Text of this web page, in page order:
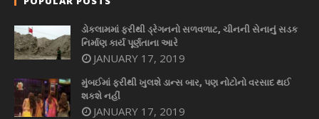
ડોકલામમાં ફરીથી ડ્રેગનનો સળવળાટ, ચીનની સેનાનું સડક
નિર્માણ કાર્ય પૂર્ણતાના આરે
JANUARY 17, 2019
મુંબઈમાં ફરીથી ખુલશે ડાન્સ બાર, પણ નોટોનો વરસાદ થઈ
શકશે નહીં
JANUARY 17, 2019